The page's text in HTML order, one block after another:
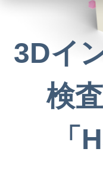
3Dイ
検査
「